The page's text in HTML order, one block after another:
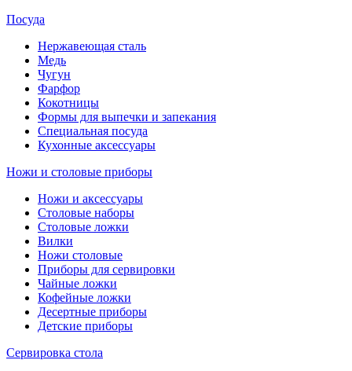
Посуда
Нержавеющая сталь
Медь
Чугун
Фарфор
Кокотницы
Формы для выпечки и запекания
Специальная посуда
Кухонные аксессуары
Ножи и столовые приборы
Ножи и аксессуары
Столовые наборы
Столовые ложки
Вилки
Ножи столовые
Приборы для сервировки
Чайные ложки
Кофейные ложки
Десертные приборы
Детские приборы
Сервировка стола